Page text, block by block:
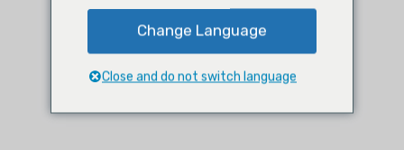
Change Language
Close and do not switch language